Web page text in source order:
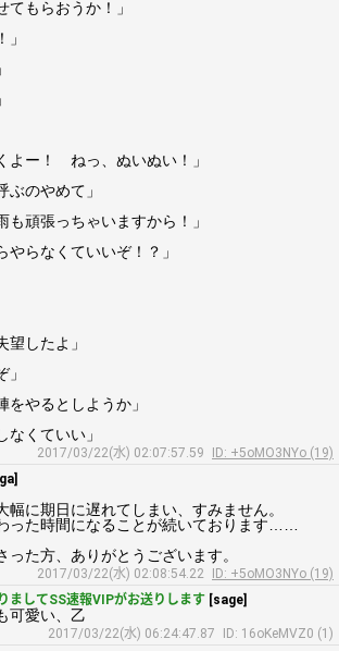
もらおうか！」
よー！ ねっ、ぬいぬい！」
のやめて」
頑張っちゃいますから！」
らなくていいぞ！？」
したよ」
やるとしようか」
くていい」
2017/03/22(水) 02:07:57.59
ID: +5oMO3NYo (19)
幅に期日に遅れてしまい、すみません。
った時間になることが続いております……
った方、ありがとうございます。
2017/03/22(水) 02:08:54.22
ID: +5oMO3NYo (19)
ましてSS速報VIPがお送りします [sage]
可愛い、乙
2017/03/22(水) 06:24:47.87
ID: 16oKeMVZ0 (1)